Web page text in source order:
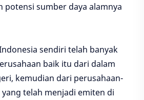
potensi sumber daya alamnya
sendiri telah banyak
baik itu dari dalam
kemudian dari perusahaan-
telah menjadi emiten di